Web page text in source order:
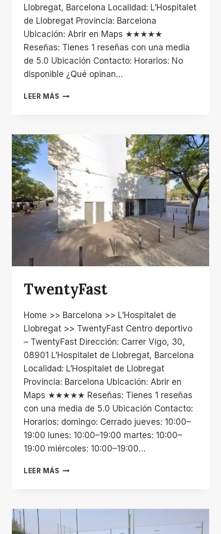
Llobregat, Barcelona Localidad: L’Hospitalet
de Llobregat Provincia: Barcelona
Ubicación: Abrir en Maps ★★★★★
Reseñas: Tienes 1 reseñas con una media
de 5.0 Ubicación Contacto: Horarios: No
disponible ¿Qué opinan…
LEER MÁS GLOBAL
TwentyFast
Home >> Barcelona >> L’Hospitalet de
Llobregat >> TwentyFast Centro deportivo
– TwentyFast Dirección: Carrer Vigo, 30,
08901 L’Hospitalet de Llobregat, Barcelona
Localidad: L’Hospitalet de Llobregat
Provincia: Barcelona Ubicación: Abrir en
Maps ★★★★★ Reseñas: Tienes 1 reseñas
con una media de 5.0 Ubicación Contacto:
Horarios: domingo: Cerrado jueves: 10:00–
19:00 lunes: 10:00–19:00 martes: 10:00–
19:00 miércoles: 10:00–19:00…
LEER MÁS TWENTYFAST